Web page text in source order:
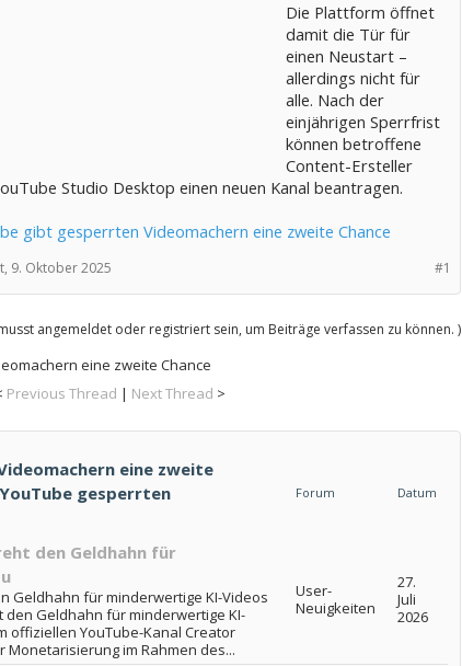
Die Plattform öffnet
damit die Tür für
einen Neustart –
allerdings nicht für
alle. Nach der
einjährigen Sperrfrist
können betroffene
Content-Ersteller
Studio Desktop einen neuen Kanal beantragen.
gibt gesperrten Videomachern eine zweite Chance
#1
9. Oktober 2025
angemeldet oder registriert sein, um Beiträge verfassen zu können. )
eine zweite Chance
Previous Thread | Next Thread >
eine zweite
gesperrten
Forum Datum
den Geldhahn für
Geldhahn für minderwertige KI-Videos
den Geldhahn für minderwertige KI-
offiziellen YouTube-Kanal Creator
im Rahmen des...
User-
Neuigkeiten
27.
Juli
2026